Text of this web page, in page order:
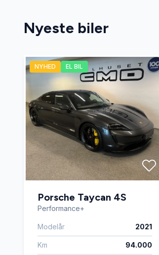
Isofix
Læderrat
Navigation
Ratgearskifte
Sædevarme
Trådløs mobilopladning
Nyeste biler
NYHED EL BIL
Porsche Taycan 4S
Performance+
Modelår 2021
Km 94.000